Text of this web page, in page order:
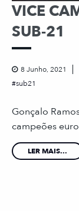
VICE
SUB-21
8 Junho, 2021
sub21
Gonçalo
campeões
LER MAIS...